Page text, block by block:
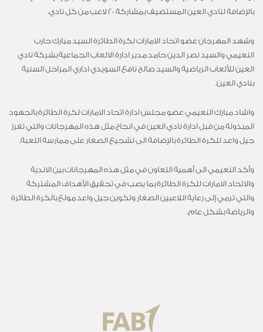
بالإضافة لنادي العين المستضيف بمشاركة 20 لاعب من كل نادي.
وشهد المهرجان عضو اتحاد الامارات لكرة الطائرة السيد مبارك حارب
النعيمي والسيد نصر الدين حامد مدير ادارة الالعاب الجماعية بشركة نادي
العين للألعاب الرياضية والسيد صالح نافع السويدي اداري المراحل السنية
بنادي العين.
واشاد مبارك النعيمي عضو مجلس ادارة اتحاد الامارات لكرة الطائرة بالجهود
المبذولة من قبل ادارة نادي العين في انجاح مثل هذه المهرجانات والتي تفرز
جيل واعد للكرة الطائرة بالإضافة الى تشجيع الصغار على ممارسة اللعبة.
وأكد النعيمي الى أهمية التعاون في مثل هذه المهرجانات بين الاندية
والاتحاد الامارات للكرة الطائرة بما يصب في تحقيق الأهداف المشتركة
والتي ترمي إلى رعاية اللاعبين الصغار وتكوين جيل واعد مولع بالكرة الطائرة
والرياضة بشكل عام.